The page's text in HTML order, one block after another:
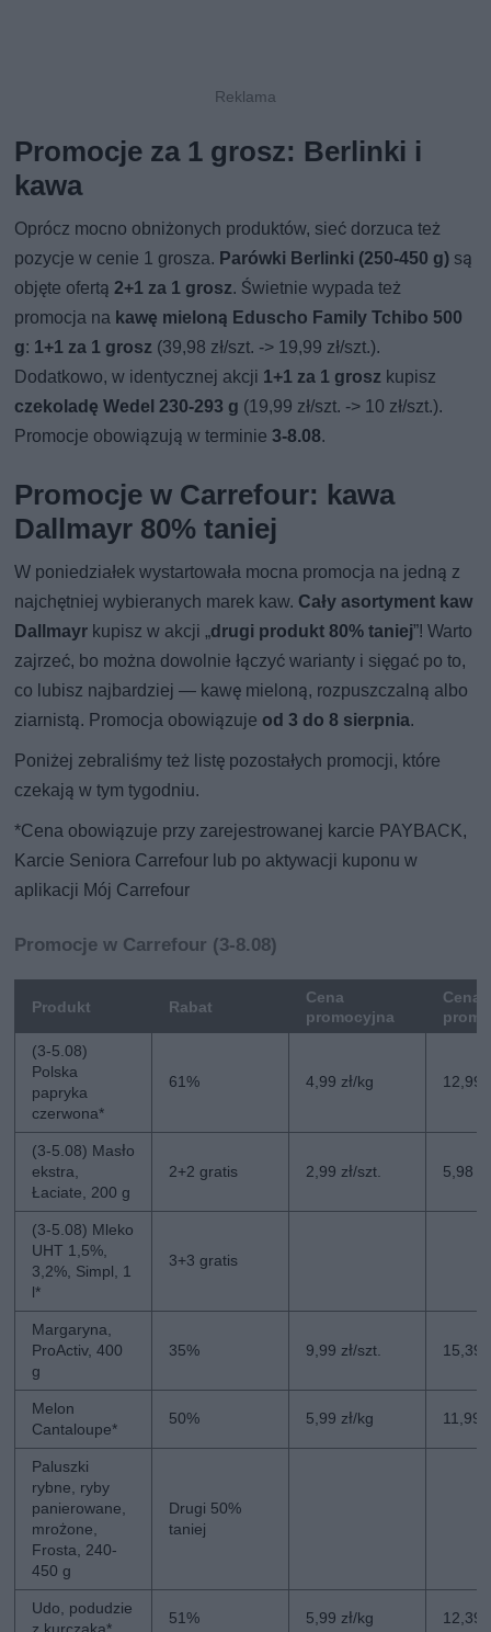
Promocje za 1 grosz: Berlinki i
kawa
Oprócz mocno obniżonych produktów, sieć dorzuca też
pozycje w cenie 1 grosza. Parówki Berlinki (250-450 g) są
objęte ofertą2+1 za 1 grosz. Świetnie wypada też
promocja na kawę mieloną Eduscho Family Tchibo 500
g: 1+1 za 1 grosz (39,98 zł/szt. -> 19,99 zł/szt.).
Dodatkowo, w identycznej akcji 1+1 za 1 grosz kupisz
czekoladę Wedel 230-293 g (19,99 zł/szt. -> 10 zł/szt.).
Promocje obowiązują w terminie3-8.08.
Promocje w Carrefour: kawa
Dallmayr 80% taniej
W poniedziałek wystartowała mocna promocja na jedną z
najchętniej wybieranych marek kaw. Cały asortyment kaw
Dallmayr kupisz w akcji „drugi produkt 80% taniej”! Warto
zajrzeć, bo można dowolnie łączyć warianty i sięgać po to,
co lubisz najbardziej — kawę mieloną, rozpuszczalną albo
ziarnistą. Promocja obowiązuje od 3 do 8 sierpnia.
Poniżej zebraliśmy też listę pozostałych promocji, które
czekają w tym tygodniu.
*Cena obowiązuje przy zarejestrowanej karcie PAYBACK,
Karcie Seniora Carrefour lub po aktywacji kuponu w
aplikacji Mój Carrefour
Promocje w Carrefour (3-8.08)
Produkt Rabat
Cena
promocyjna
Cena
(3-5.08)
Polska
papryka
czerwona*
61% 4,99 zł/kg 12,99
(3-5.08) Masło
ekstra,
Łaciate, 200 g
2+2 gratis 2,99 zł/szt. 5,98
(3-5.08) Mleko
UHT 1,5%,
3,2%, Simpl, 1
l*
3+3 gratis
Margaryna,
ProActiv, 400
g
35% 9,99 zł/szt. 15,39
Melon
Cantaloupe*
50% 5,99 zł/kg 11,99
Paluszki
rybne, ryby
panierowane,
mrożone,
Frosta, 240-
450 g
Drugi 50%
taniej
Udo, podudzie
z kurczaka*
51% 5,99 zł/kg 12,39